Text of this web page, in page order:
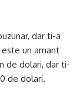
dar ti-a
un amant
de dolari, dar ti-
de dolari.